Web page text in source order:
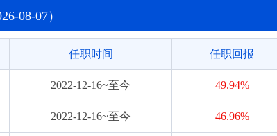
08-07）
任职时间 任职回报
2022-12-16~至今 49.94%
2022-12-16~至今 46.96%